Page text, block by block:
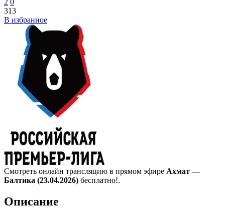
313
В избранное
Смотреть онлайн трансляцию в прямом эфире Ахмат —
Балтика (23.04.2026) бесплатно!.
Описание